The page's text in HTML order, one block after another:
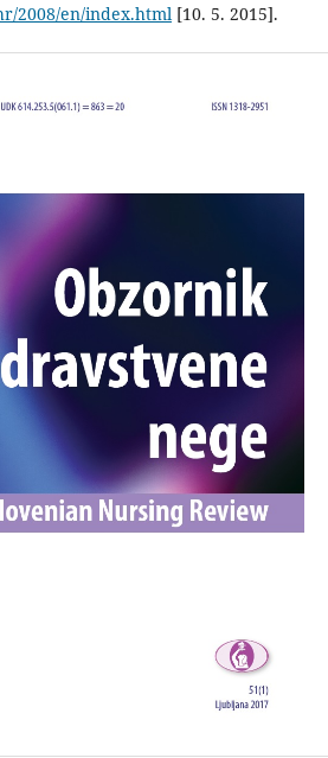
2008/en/index.html [10. 5. 2015].